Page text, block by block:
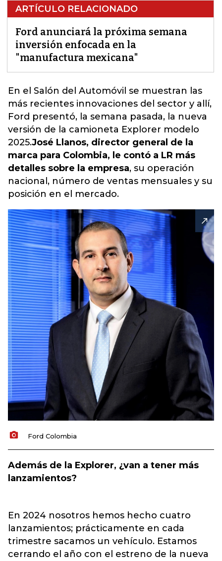
ARTÍCULO RELACIONADO
Ford anunciará la próxima semana
inversión enfocada en la
"manufactura mexicana"
En el Salón del Automóvil se muestran las
más recientes innovaciones del sector y allí,
Ford presentó, la semana pasada, la nueva
versión de la camioneta Explorer modelo
2025.José Llanos, director general de la
marca para Colombia, le contó a LR más
detalles sobre la empresa, su operación
nacional, número de ventas mensuales y su
posición en el mercado.
Ford Colombia
Además de la Explorer, ¿van a tener más
lanzamientos?
En 2024 nosotros hemos hecho cuatro
lanzamientos; prácticamente en cada
trimestre sacamos un vehículo. Estamos
cerrando el año con el estreno de la nueva